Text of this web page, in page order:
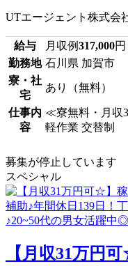
UTエージェント株式会
給与 月収例317,000円
勤務地 石川県 加賀市
寮・社
宅
あり（無料）
仕事内
容
≪寮無料・月収
軽作業 交替制
募集が停止しています
スペシャル
【月収31万円